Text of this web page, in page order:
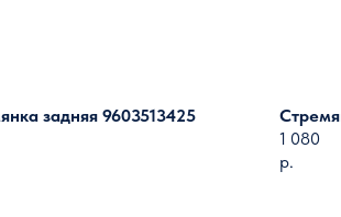
задняя 9603513425
1 080
р.